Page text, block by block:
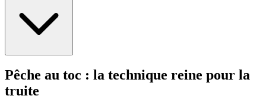
Pêche au toc : la technique reine pour la
truite